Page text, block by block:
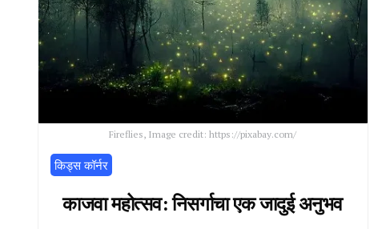
Fireflies, Image credit: https://pixabay.com/
किड्स कॉर्नर
काजवा महोत्सव: निसर्गाचा एक जादुई अनुभव